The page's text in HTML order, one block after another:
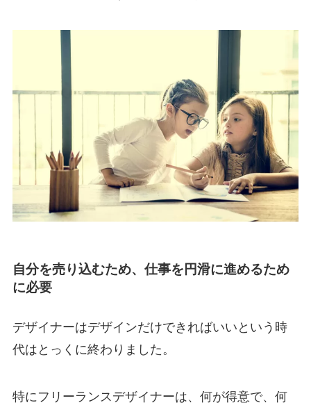
自分を売り込むため、仕事を円滑に進めるため
に必要
デザイナーはデザインだけできればいいという時
代はとっくに終わりました。
特にフリーランスデザイナーは、何が得意で、何